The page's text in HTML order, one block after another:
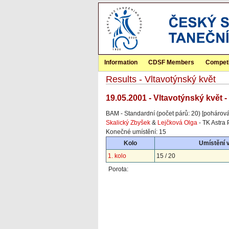
Information CDSF Members
Results - Vltavotýnský květ
19.05.2001 - Vltavotýnský květ
BAM - Standardní (počet párů: 20)
Skalický Zbyšek & Lejčková Olga - TK Astra
Konečné umístění: 15
Kolo
Umístění
1. kolo
15 / 20
Porota: